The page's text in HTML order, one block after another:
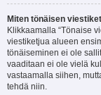
Miten tönäisen
Klikkaamalla “Tönaise
viestiketjua alueen
tönäiseminen ei ole
vaaditaan ei ole vielä
vastaamalla siihen,
tehdä niin.